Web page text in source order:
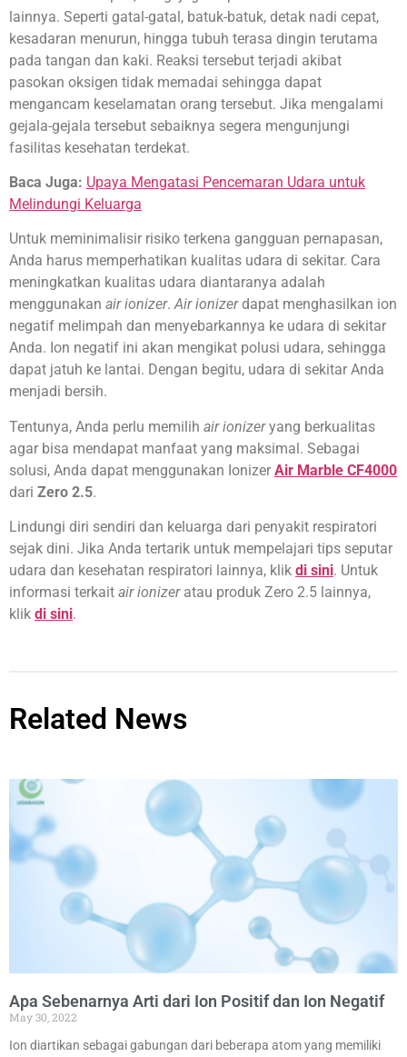
lainnya. Seperti gatal-gatal, batuk-batuk, detak nadi cepat,
kesadaran menurun, hingga tubuh terasa dingin terutama
pada tangan dan kaki. Reaksi tersebut terjadi akibat
pasokan oksigen tidak memadai sehingga dapat
mengancam keselamatan orang tersebut. Jika mengalami
gejala-gejala tersebut sebaiknya segera mengunjungi
fasilitas kesehatan terdekat.
Baca Juga: Upaya Mengatasi Pencemaran Udara untuk
Melindungi Keluarga
Untuk meminimalisir risiko terkena gangguan pernapasan,
Anda harus memperhatikan kualitas udara di sekitar. Cara
meningkatkan kualitas udara diantaranya adalah
menggunakan air ionizer.Air ionizerdapat menghasilkan ion
negatif melimpah dan menyebarkannya ke udara di sekitar
Anda. Ion negatif ini akan mengikat polusi udara, sehingga
dapat jatuh ke lantai. Dengan begitu, udara di sekitar Anda
menjadi bersih.
Tentunya, Anda perlu memilih air ionizeryang berkualitas
agar bisa mendapat manfaat yang maksimal. Sebagai
solusi, Anda dapat menggunakan Ionizer Air Marble CF4000
dari Zero 2.5.
Lindungi diri sendiri dan keluarga dari penyakit respiratori
sejak dini. Jika Anda tertarik untuk mempelajari tips seputar
udara dan kesehatan respiratori lainnya, klik di sini. Untuk
informasi terkait air ionizer atau produk Zero 2.5 lainnya,
klik di sini.
Related News
Apa Sebenarnya Arti dari Ion Positif dan Ion Negatif
May 30, 2022
Ion diartikan sebagai gabungan dari beberapa atom yang memiliki